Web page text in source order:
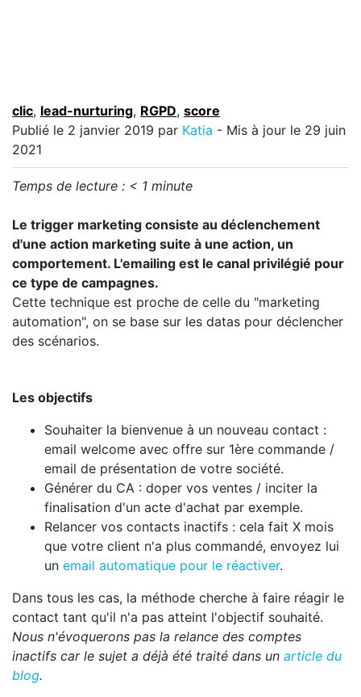
clic, lead-nurturing, RGPD, score
Publié le 2 janvier 2019 par Katia - Mis à jour le 29 juin
2021
Temps de lecture : < 1 minute
Le trigger marketing consiste au déclenchement
d'une action marketing suite à une action, un
comportement. L'emailing est le canal privilégié pour
ce type de campagnes.
Cette technique est proche de celle du "marketing
automation", on se base sur les datas pour déclencher
des scénarios.
Les objectifs
Souhaiter la bienvenue à un nouveau contact :
email welcome avec offre sur 1ère commande /
email de présentation de votre société.
Générer du CA : doper vos ventes / inciter la
finalisation d'un acte d'achat par exemple.
Relancer vos contacts inactifs : cela fait X mois
que votre client n'a plus commandé, envoyez lui
un email automatique pour le réactiver.
Dans tous les cas, la méthode cherche à faire réagir le
contact tant qu'il n'a pas atteint l'objectif souhaité.
Nous n'évoquerons pas la relance des comptes
inactifs car le sujet a déjà été traité dans un article du
blog.